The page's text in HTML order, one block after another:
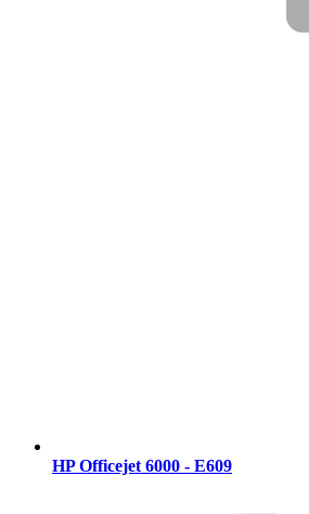
HP Officejet 6000 - E609